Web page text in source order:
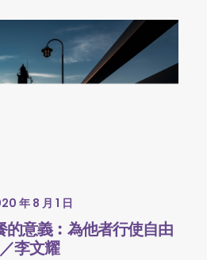
年 8 月 1 日
的意義︰為他者行使自由
／李文耀